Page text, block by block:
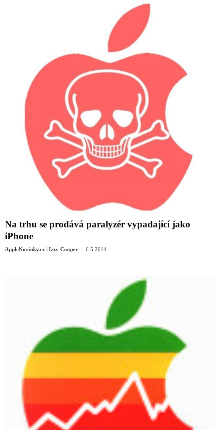
Na trhu se prodává paralyzér vypadající jako
iPhone
AppleNovinky.cz | Izzy Cooper - 6.5.2014